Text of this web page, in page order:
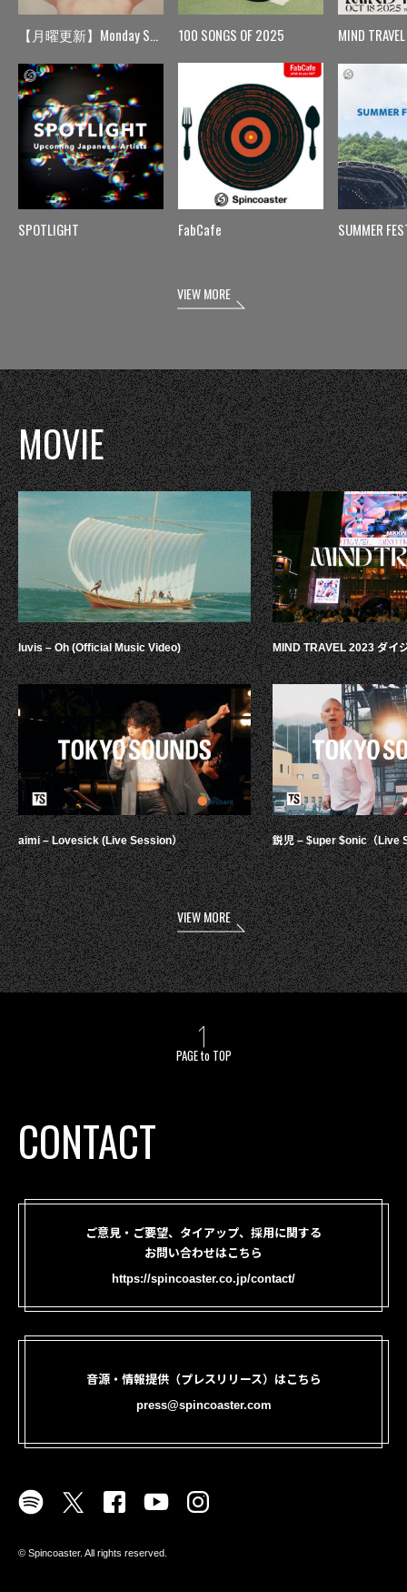
【月曜更新】Monday Spin
SPOTLIGHT
100 SONGS OF 2025
FabCafe
MIND TRAVEL
SUMMER
VIEW MORE
MOVIE
luvis – Oh (Official Music Video)
aimi – Lovesick (Live Session）
MIND TRAVEL 2023 ダイ
鋭児 – $uper $onic（Live
VIEW MORE
PAGE to TOP
CONTACT
ご意見・ご要望、タイアップ、採用に関する
お問い合わせはこちら
https://spincoaster.co.jp/contact/
音源・情報提供（プレスリリース）はこちら
press@spincoaster.com
©︎ Spincoaster. All rights reserved.